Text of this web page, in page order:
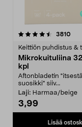
3810
Keittiön puhdistus &
Mikrokuituliina
kpl
Aftonbladetin
suosikki" siiv...
Laji: Harmaa/beige
3,99
Lisää
4.5viidestä